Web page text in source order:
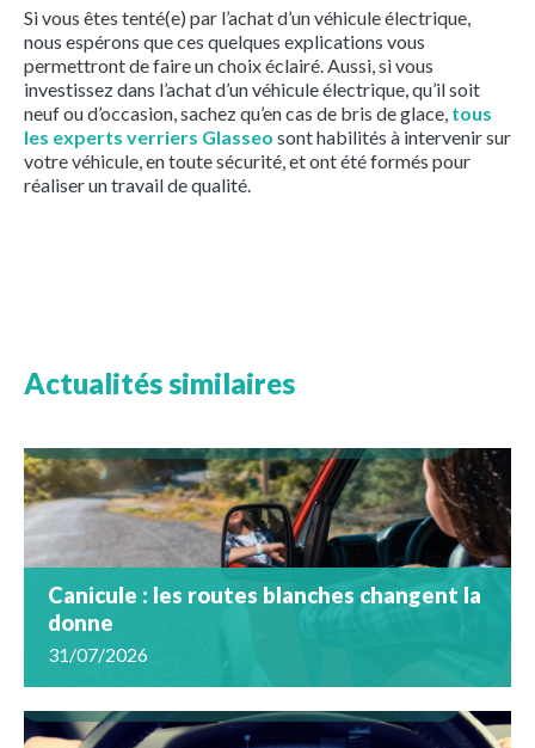
Si vous êtes tenté(e) par l’achat d’un véhicule électrique,
nous espérons que ces quelques explications vous
permettront de faire un choix éclairé. Aussi, si vous
investissez dans l’achat d’un véhicule électrique, qu’il soit
neuf ou d’occasion, sachez qu’en cas de bris de glace, tous
les experts verriers Glasseo sont habilités à intervenir sur
votre véhicule, en toute sécurité, et ont été formés pour
réaliser un travail de qualité.
Actualités similaires
Canicule : les routes blanches changent la
donne
31/07/2026